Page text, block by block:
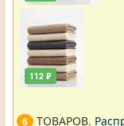
112 ₽
6 ТОВАРОВ.